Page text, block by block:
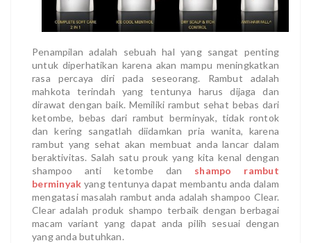
Penampilan adalah sebuah hal yang sangat penting
untuk diperhatikan karena akan mampu meningkatkan
rasa percaya diri pada seseorang. Rambut adalah
mahkota terindah yang tentunya harus dijaga dan
dirawat dengan baik. Memiliki rambut sehat bebas dari
ketombe, bebas dari rambut berminyak, tidak rontok
dan kering sangatlah diidamkan pria wanita, karena
rambut yang sehat akan membuat anda lancar dalam
beraktivitas. Salah satu prouk yang kita kenal dengan
shampoo anti ketombe dan shampo rambut
berminyak yang tentunya dapat membantu anda dalam
mengatasi masalah rambut anda adalah shampoo Clear.
Clear adalah produk shampo terbaik dengan berbagai
macam variant yang dapat anda pilih sesuai dengan
yang anda butuhkan.